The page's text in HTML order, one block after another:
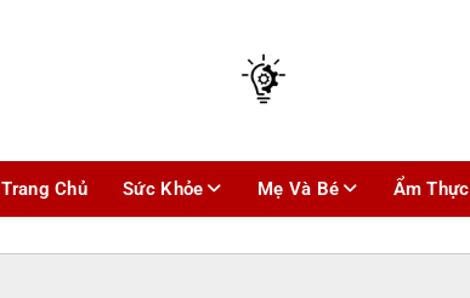
Trang Chủ Sức Khỏe Mẹ Và Bé Ẩm Thực